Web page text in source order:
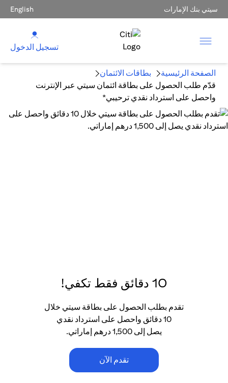
سيتي بنك الإمارات English
تسجيل الدخول
الصفحة الرئيسية
بطاقات الائتمان
قدّم طلب الحصول على بطاقة ائتمان سيتي عبر الإنترنت
واحصل على استرداد نقدي ترحيبي*
10 دقائق فقط تكفي!
تقدم بطلب الحصول على بطاقة سيتي خلال
10 دقائق واحصل على استرداد نقدي
يصل إلى 1,500 درهم إماراتي.
تقدم الآن